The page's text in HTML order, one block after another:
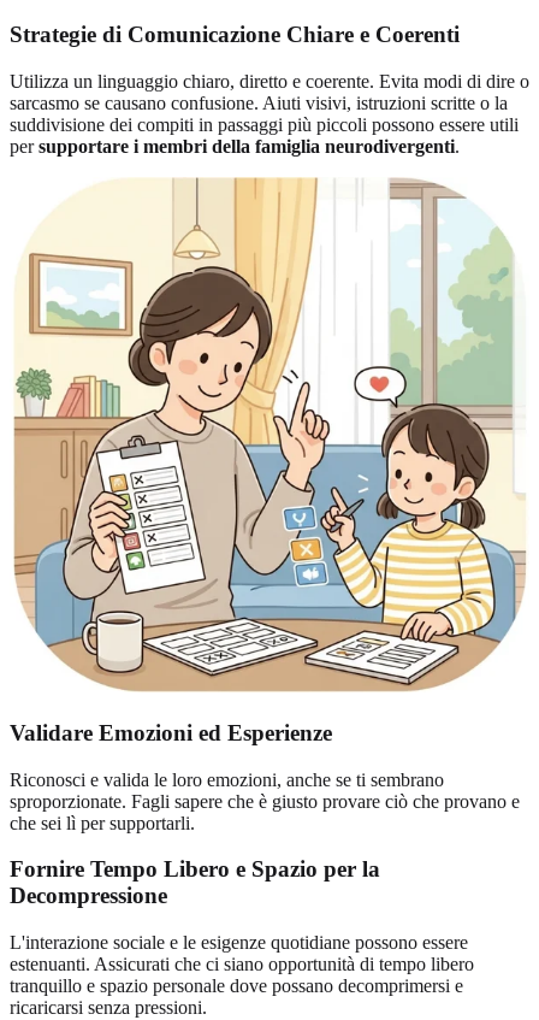
Strategie di Comunicazione Chiare e Coerenti
Utilizza un linguaggio chiaro, diretto e coerente. Evita modi di dire o
sarcasmo se causano confusione. Aiuti visivi, istruzioni scritte o la
suddivisione dei compiti in passaggi più piccoli possono essere utili
persupportare i membri della famiglia neurodivergenti.
Validare Emozioni ed Esperienze
Riconosci e valida le loro emozioni, anche se ti sembrano
sproporzionate. Fagli sapere che è giusto provare ciò che provano e
che sei lì per supportarli.
Fornire Tempo Libero e Spazio per la
Decompressione
L'interazione sociale e le esigenze quotidiane possono essere
estenuanti. Assicurati che ci siano opportunità di tempo libero
tranquillo e spazio personale dove possano decomprimersi e
ricaricarsi senza pressioni.